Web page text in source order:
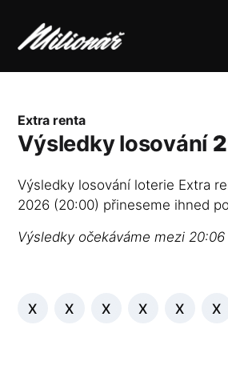
Extra renta
Výsledky losování
Výsledky losování loterie Extra
2026 (20:00) přineseme ihned
Výsledky očekáváme mezi 20:06
X X X X X X